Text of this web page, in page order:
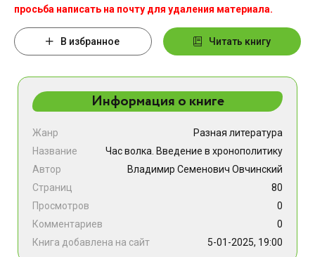
просьба написать на почту для удаления материала.
В избранное Читать книгу
Информация о книге
Жанр
Разная литература
Название
Час волка. Введение в хронополитику
Автор
Владимир Семенович Овчинский
Страниц
80
Просмотров
0
Комментариев
0
Книга добавлена на сайт
5-01-2025, 19:00